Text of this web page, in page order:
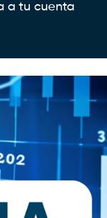
a tu cuenta